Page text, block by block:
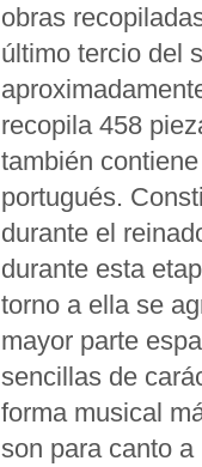
obras
último tercio del
recopila 458
también
portugués.
durante el
durante esta
torno a ella se
mayor parte
sencillas de
forma musical
son para canto